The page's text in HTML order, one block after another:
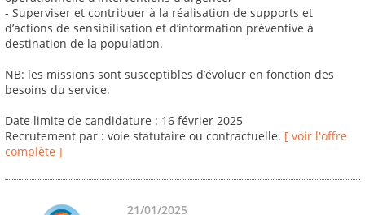
- Superviser et contribuer à la réalisation de supports et
d’actions de sensibilisation et d’information préventive à
destination de la population.
NB: les missions sont susceptibles d’évoluer en fonction des
besoins du service.
Date limite de candidature : 16 février 2025
Recrutement par : voie statutaire ou contractuelle. [ voir l'offre
complète ]
21/01/2025